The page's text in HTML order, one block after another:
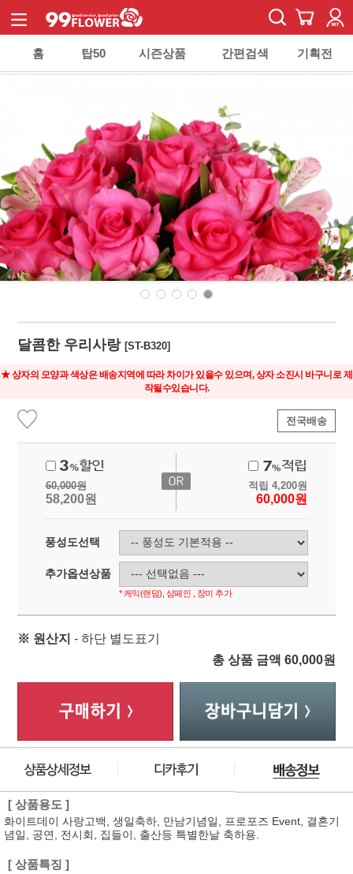
홈 탑50 시즌상품 간편검색 기획전
달콤한 우리사랑[ST-B320]
★ 상자의 모양과 색상은 배송지역에 따라 차이가 있을수 있으며, 상자 소진시 바구니로 제
작될수있습니다.
전국배송
60,000원
58,200원
적립 4,200원
60,000원
풍성도선택
추가옵션상품
* 케익(랜덤), 샴페인 , 장미 추가
※ 원산지 - 하단 별도표기
총 상품 금액 60,000원
[ 상품용도 ]
화이트데이 사랑고백, 생일축하, 만남기념일, 프로포즈 Event, 결혼기
념일, 공연, 전시회, 집들이, 출산등 특별한날 축하용.
[ 상품특징 ]